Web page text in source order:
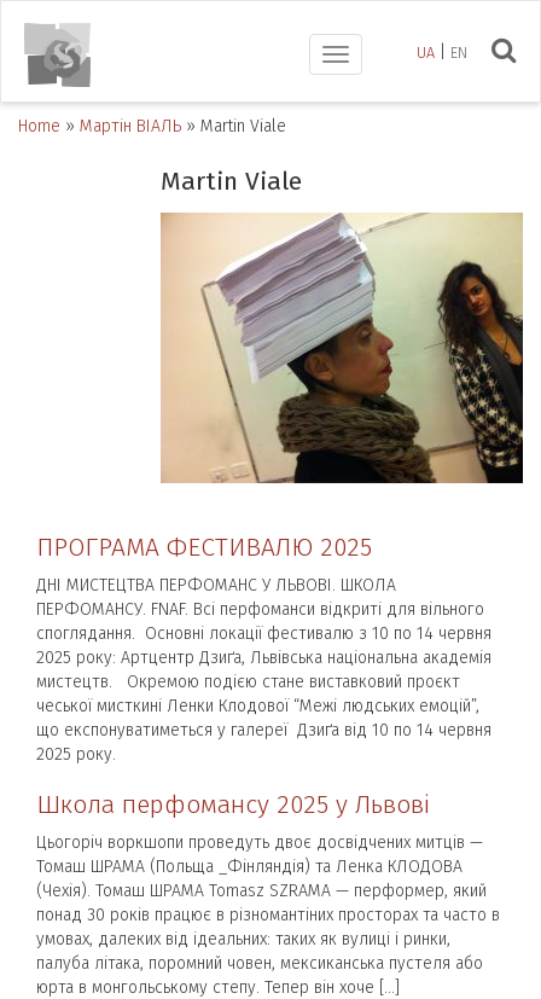
UA EN
Toggle
navigation
Home » Мартін ВІАЛЬ » Martin Viale
Martin Viale
ПРОГРАМА ФЕСТИВАЛЮ 2025
ДНІ МИСТЕЦТВА ПЕРФОМАНС У ЛЬВОВІ. ШКОЛА
ПЕРФОМАНСУ. FNAF. Всі перфоманси відкриті для вільного
споглядання. Основні локації фестивалю з 10 по 14 червня
2025 року: Артцентр Дзиґа, Львівська національна академія
мистецтв. Окремою подією стане виставковий проєкт
чеської мисткині Ленки Клодової “Межі людських емоцій”,
що експонуватиметься у галереї Дзиґа від 10 по 14 червня
2025 року.
Школа перфомансу 2025 у Львові
Цьогоріч воркшопи проведуть двоє досвідчених митців —
Томаш ШРАМА (Польща _Фінляндія) та Ленка КЛОДОВА
(Чехія). Томаш ШРАМА Tomasz SZRAMA — перформер, який
понад 30 років працює в різномантіних просторах та часто в
умовах, далеких від ідеальних: таких як вулиці і ринки,
палуба літака, поромний човен, мексиканська пустеля або
юрта в монгольському степу. Тепер він хоче […]